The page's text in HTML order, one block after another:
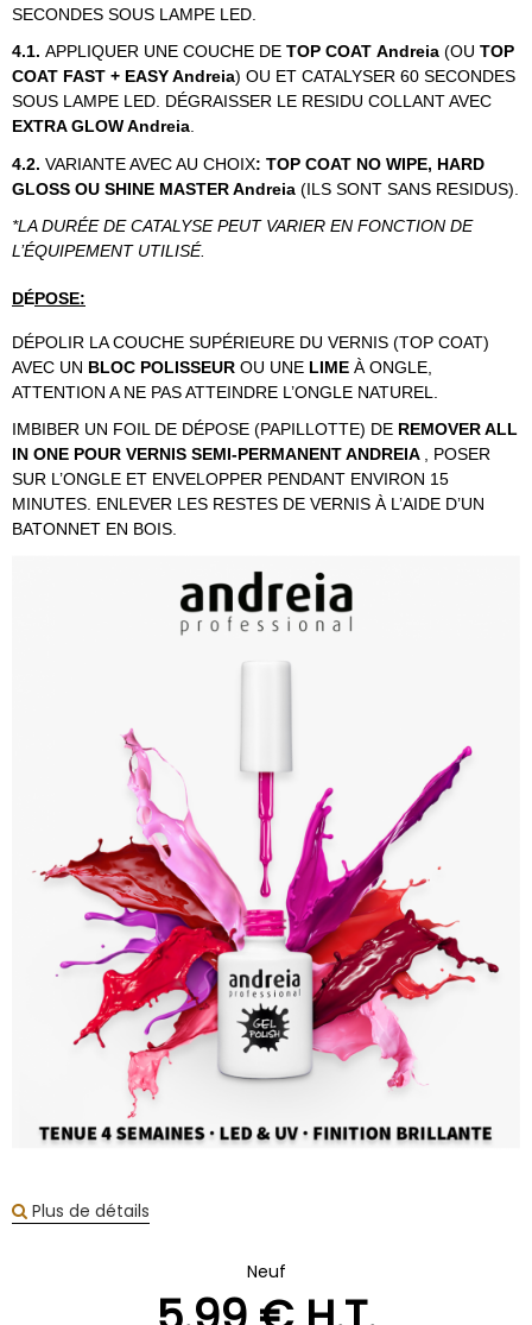
SECONDES SOUS LAMPE LED.
4.1. APPLIQUER UNE COUCHE DE TOP COAT Andreia (OU TOP
COAT FAST + EASY Andreia) OU ET CATALYSER 60 SECONDES
SOUS LAMPE LED. DÉGRAISSER LE RESIDU COLLANT AVEC
EXTRA GLOW Andreia.
4.2. VARIANTE AVEC AU CHOIX: TOP COAT NO WIPE, HARD
GLOSS OU SHINE MASTER Andreia (ILS SONT SANS RESIDUS).
*LA DURÉE DE CATALYSE PEUT VARIER EN FONCTION DE
L’ÉQUIPEMENT UTILISÉ.
DÉPOSE:
DÉPOLIR LA COUCHE SUPÉRIEURE DU VERNIS (TOP COAT)
AVEC UN BLOC POLISSEUR OU UNE LIME À ONGLE,
ATTENTION A NE PAS ATTEINDRE L’ONGLE NATUREL.
IMBIBER UN FOIL DE DÉPOSE (PAPILLOTTE) DE REMOVER ALL
IN ONE POUR VERNIS SEMI-PERMANENT ANDREIA
, POSER
SUR L’ONGLE ET ENVELOPPER PENDANT ENVIRON 15
MINUTES. ENLEVER LES RESTES DE VERNIS À L’AIDE D’UN
BATONNET EN BOIS.
Plus de détails
Neuf